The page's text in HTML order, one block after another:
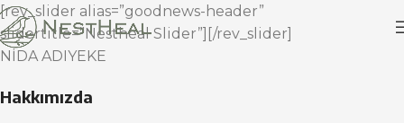
[rev_slider alias=”goodnews-header”
slidertitle=”Nestheal Slider”][/rev_slider]
NİDA ADIYEKE
Hakkımızda